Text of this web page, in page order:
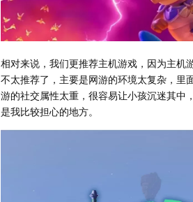
相对来说，我们更推荐主机游戏，因为主机
不太推荐了，主要是网游的环境太复杂，里
游的社交属性太重，很容易让小孩沉迷其中
是我比较担心的地方。